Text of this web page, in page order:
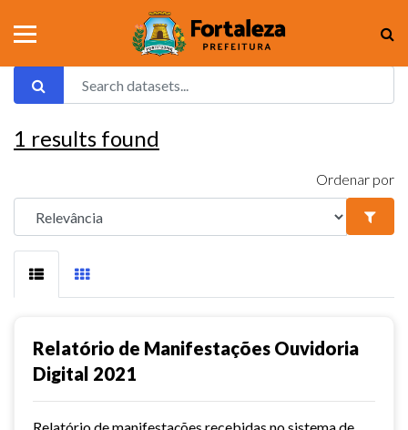
1 results found
Ordenar por
Relatório de Manifestações Ouvidoria
Digital 2021